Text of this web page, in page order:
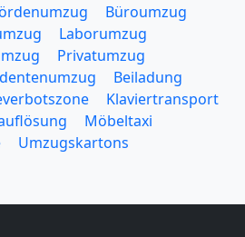
Büroumzug
Laborumzug
Privatumzug
Beiladung
Klaviertransport
Möbeltaxi
Umzugskartons